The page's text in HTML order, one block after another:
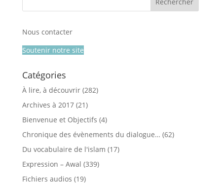
Nous contacter
Soutenir notre site
Catégories
À lire, à découvrir(282)
Archives à 2017(21)
Bienvenue et Objectifs (4)
Chronique des évènements du dialogue… (62)
Du vocabulaire de l'islam (17)
Expression – Awal (339)
Fichiers audios (19)